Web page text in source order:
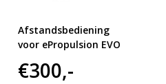
Afstandsbediening
voor ePropulsion EVO
€300,-